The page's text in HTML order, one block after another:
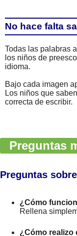
No hace falta
Todas las palabras
los niños de
idioma.
Bajo cada imagen
Los niños que
correcta de escribir.
Preguntas
Preguntas
¿Cómo
Rellena
¿Cómo realizo